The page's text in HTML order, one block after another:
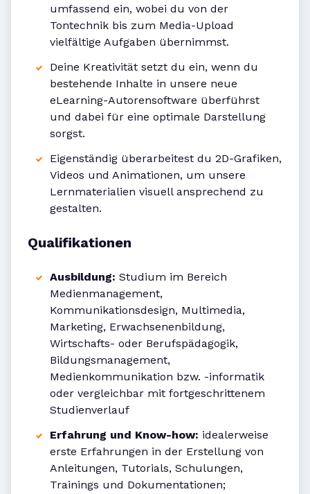
umfassend ein, wobei du von der
Tontechnik bis zum Media-Upload
vielfältige Aufgaben übernimmst.
Deine Kreativität setzt du ein, wenn du
bestehende Inhalte in unsere neue
eLearning-Autorensoftware überführst
und dabei für eine optimale Darstellung
sorgst.
Eigenständig überarbeitest du 2D-Grafiken,
Videos und Animationen, um unsere
Lernmaterialien visuell ansprechend zu
gestalten.
Qualifikationen
Ausbildung: Studium im Bereich
Medienmanagement,
Kommunikationsdesign, Multimedia,
Marketing, Erwachsenenbildung,
Wirtschafts- oder Berufspädagogik,
Bildungsmanagement,
Medienkommunikation bzw. -informatik
oder vergleichbar mit fortgeschrittenem
Studienverlauf
Erfahrung und Know-how: idealerweise
erste Erfahrungen in der Erstellung von
Anleitungen, Tutorials, Schulungen,
Trainings und Dokumentationen;